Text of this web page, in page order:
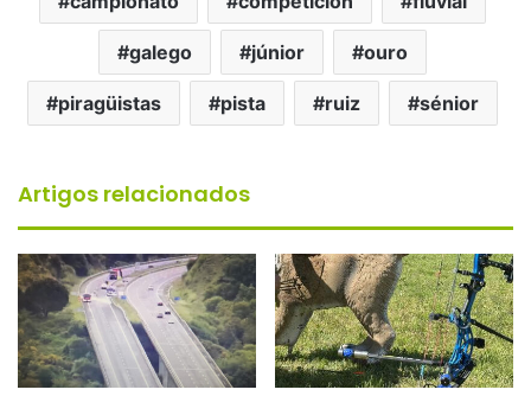
galego júnior ouro
piragüistas pista ruiz sénior
Artigos relacionados